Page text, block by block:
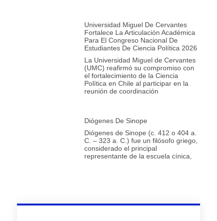
Universidad Miguel De Cervantes
Fortalece La Articulación Académica
Para El Congreso Nacional De
Estudiantes De Ciencia Política 2026
La Universidad Miguel de Cervantes
(UMC) reafirmó su compromiso con
el fortalecimiento de la Ciencia
Política en Chile al participar en la
reunión de coordinación
Diógenes De Sinope
Diógenes de Sinope (c. 412 o 404 a.
C. – 323 a. C.) fue un filósofo griego,
considerado el principal
representante de la escuela cínica,